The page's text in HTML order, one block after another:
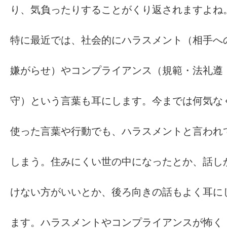
り、気負ったりすることがくり返されますよね
特に最近では、社会的にハラスメント（相手へ
嫌がらせ）やコンプライアンス（規範・法礼遵
守）という言葉も耳にします。今までは何気な
使った言葉や行動でも、ハラスメントと言われ
しまう。住みにくい世の中になったとか、話し
けない方がいいとか、後ろ向きの話もよく耳に
ます。ハラスメントやコンプライアンスが怖く